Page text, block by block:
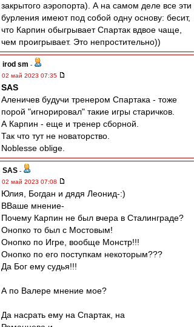
закрытого аэропорта). А на самом деле все эти
бурления имеют под собой одну основу: бесит,
что Карпин обыгрывает Спартак вдвое чаще,
чем проигрывает. Это непростительно))
irod sm -
02 май 2023 07:35
SAS
Аленичев будучи тренером Спартака - тоже
порой "игнорировал" такие игры старичков.
А Карпин - еще и тренер сборной.
Так что тут не новаторство.
Noblesse oblige.
SAS -
02 май 2023 07:08
Юлия, Богдан и дядя Леонид-:)
ВВаше мнение-
Почему Карпин не был вчера в Сталинграде?
Онопко то был с Мостовым!
Онопко по Игре, вообще Монстр!!!
Онопко по его поступкам некоторым???
Да Бог ему судья!!!
А по Валере мнение мое?
Да насрать ему на Спартак, на